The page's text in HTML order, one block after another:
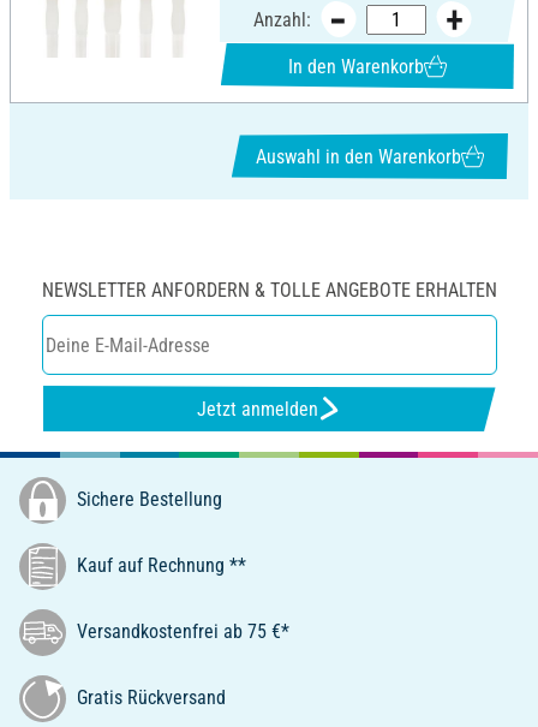
Anzahl:
In den Warenkorb
Auswahl in den Warenkorb
NEWSLETTER ANFORDERN & TOLLE ANGEBOTE ERHALTEN
Jetzt anmelden
Sichere Bestellung
Kauf auf Rechnung **
Versandkostenfrei ab 75 €*
Gratis Rückversand